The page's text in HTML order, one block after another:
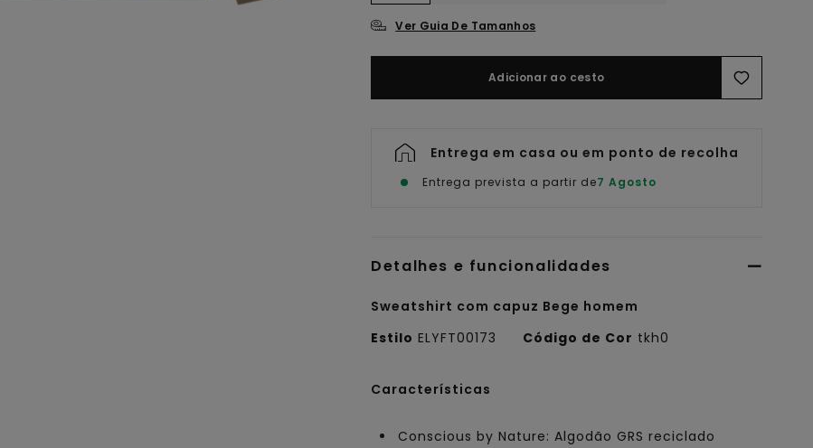
Ver Guia De Tamanhos
Adicionar ao cesto
Entrega em casa ou em ponto de recolha
Entrega prevista a partir de7 Agosto
Detalhes e funcionalidades
Sweatshirt com capuz Bege homem
Estilo ELYFT00173 Código de Cor tkh0
Características
Conscious by Nature: Algodão GRS reciclado